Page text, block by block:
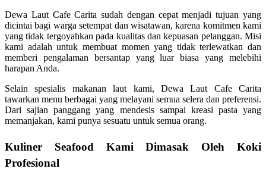
Dewa Laut Cafe Carita sudah dengan cepat menjadi tujuan yang
dicintai bagi warga setempat dan wisatawan, karena komitmen kami
yang tidak tergoyahkan pada kualitas dan kepuasan pelanggan. Misi
kami adalah untuk membuat momen yang tidak terlewatkan dan
memberi pengalaman bersantap yang luar biasa yang melebihi
harapan Anda.
Selain spesialis makanan laut kami, Dewa Laut Cafe Carita
tawarkan menu berbagai yang melayani semua selera dan preferensi.
Dari sajian panggang yang mendesis sampai kreasi pasta yang
memanjakan, kami punya sesuatu untuk semua orang.
Kuliner Seafood Kami Dimasak Oleh Koki
Profesional